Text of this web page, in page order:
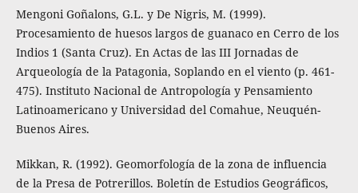
Mengoni Goñalons, G.L. y De Nigris, M. (1999).
Procesamiento de huesos largos de guanaco en Cerro de los
Indios 1 (Santa Cruz). En Actas de las III Jornadas de
Arqueología de la Patagonia, Soplando en el viento (p. 461-
475). Instituto Nacional de Antropología y Pensamiento
Latinoamericano y Universidad del Comahue, Neuquén-
Buenos Aires.
Mikkan, R. (1992). Geomorfología de la zona de influencia
de la Presa de Potrerillos. Boletín de Estudios Geográficos,